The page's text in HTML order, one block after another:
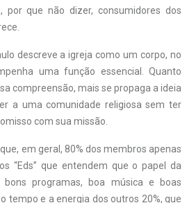
por que não dizer, consumidores dos
descreve a igreja como um corpo, no
uma função essencial. Quanto
compreensão, mais se propaga a ideia
a uma comunidade religiosa sem ter
com sua missão.
em geral, 80% dos membros apenas
“Eds” que entendem que o papel da
programas, boa música e boas
tempo e a energia dos outros 20%, que